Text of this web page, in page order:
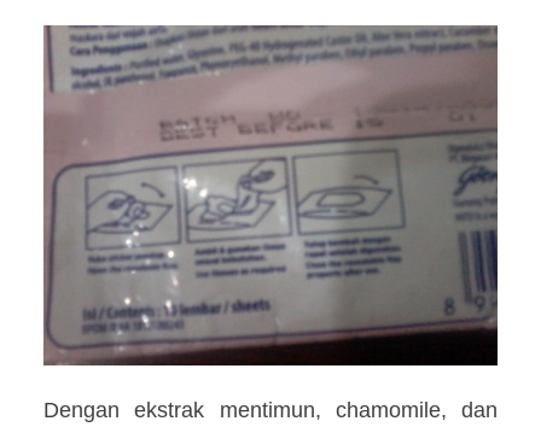
Dengan ekstrak mentimun, chamomile, dan